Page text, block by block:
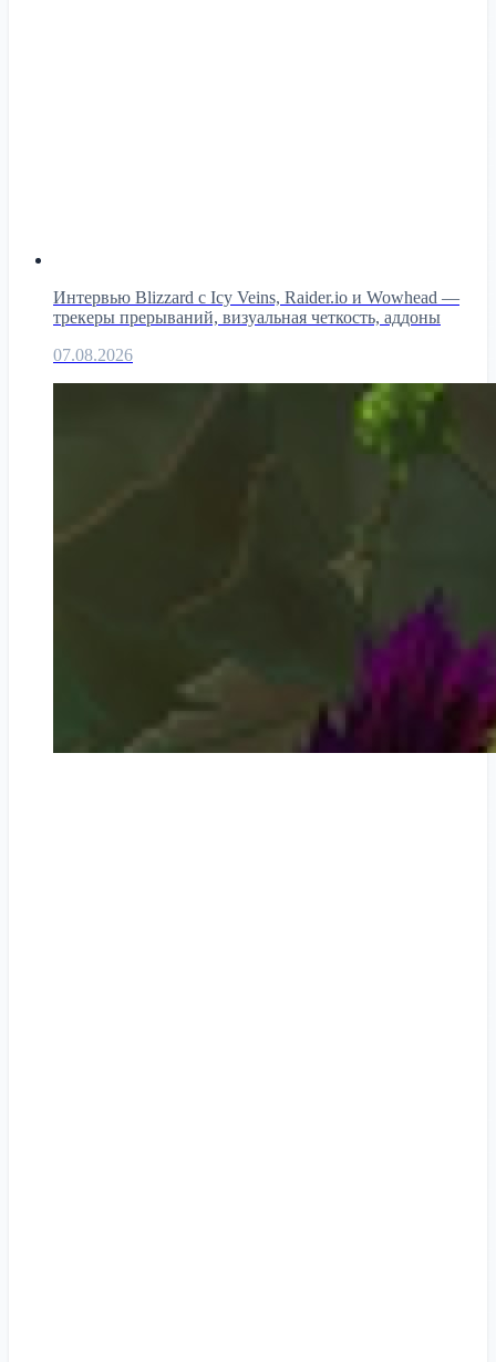
Интервью Blizzard с Icy Veins, Raider.io и Wowhead —
трекеры прерываний, визуальная четкость, аддоны
07.08.2026